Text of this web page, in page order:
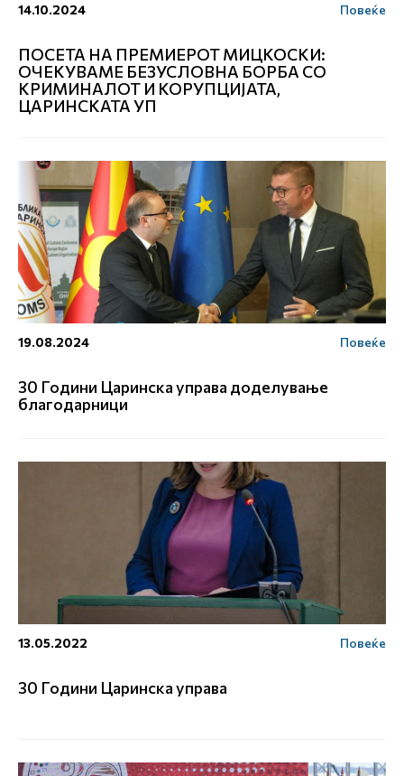
14.10.2024 Повеќе
ПОСЕТА НА ПРЕМИЕРОТ МИЦКОСКИ:
ОЧЕКУВАМЕ БЕЗУСЛОВНА БОРБА СО
КРИМИНАЛОТ И КОРУПЦИЈАТА,
ЦАРИНСКАТА УП
19.08.2024 Повеќе
30 Години Царинска управа доделување
благодарници
13.05.2022 Повеќе
30 Години Царинска управа